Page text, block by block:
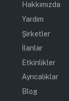
Hakkımızda
Yardım
Şirketler
İlanlar
Etkinlikler
Ayrıcalıklar
Blog